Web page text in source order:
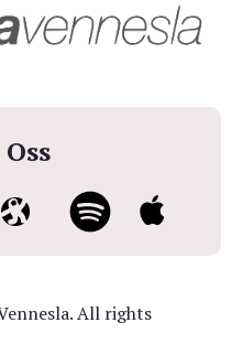
All rights